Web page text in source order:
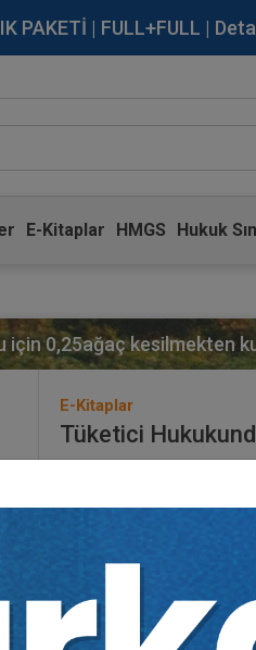
PAKETİ | FULL+FULL |
E-Kitaplar HMGS Hukuk
için0,25ağaç kesilmekten
E-Kitaplar
Tüketici
Tür:
Basılı Olsaydı Fiyatı: